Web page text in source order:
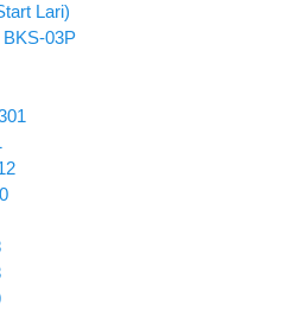
Lari)
03P